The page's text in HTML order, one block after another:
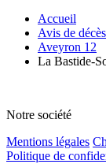
Accueil
Avis de décès
Aveyron 12
La Bastide-
Notre société
Mentions légales
Politique de